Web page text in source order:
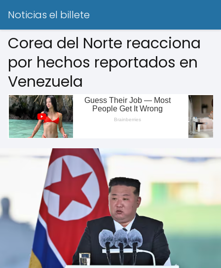
Noticias el billete
Corea del Norte reacciona
por hechos reportados en
Venezuela